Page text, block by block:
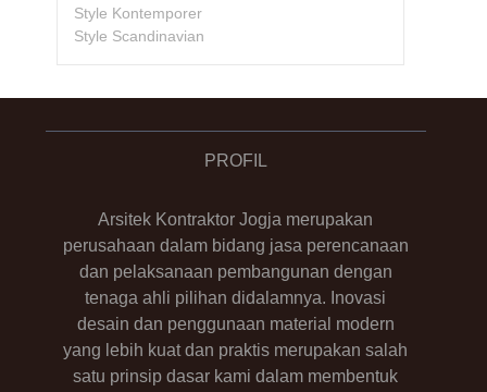
Style Kontemporer
Style Scandinavian
PROFIL
Arsitek Kontraktor Jogja merupakan
perusahaan dalam bidang jasa perencanaan
dan pelaksanaan pembangunan dengan
tenaga ahli pilihan didalamnya. Inovasi
desain dan penggunaan material modern
yang lebih kuat dan praktis merupakan salah
satu prinsip dasar kami dalam membentuk